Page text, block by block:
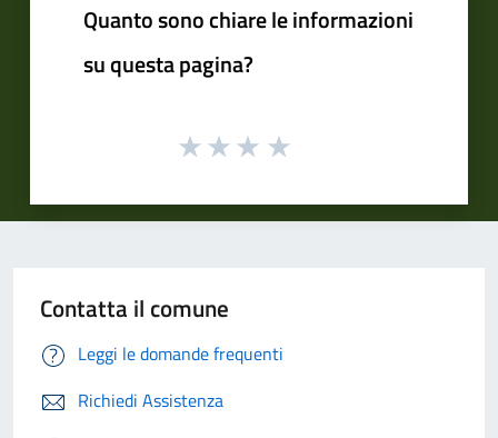
Quanto sono chiare le informazioni
su questa pagina?
Contatta il comune
Leggi le domande frequenti
Richiedi Assistenza